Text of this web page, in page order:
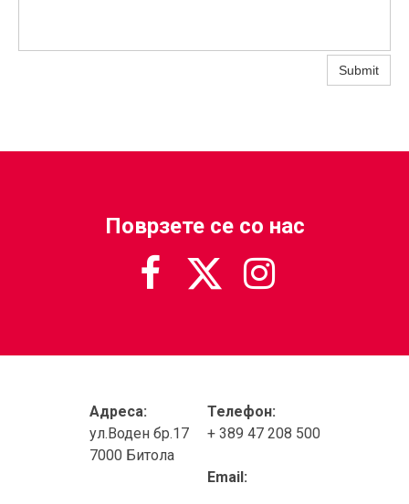
Submit
Поврзете се со нас
  
Адреса:
ул.Воден бр.17
7000 Битола
Телефон:
+ 389 47 208 500
Email: